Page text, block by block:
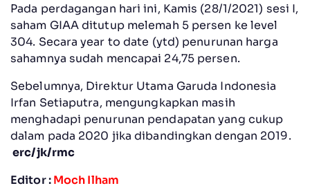
Pada perdagangan hari ini, Kamis (28/1/2021) sesi I,
saham GIAA ditutup melemah 5 persen ke level
304. Secara year to date (ytd) penurunan harga
sahamnya sudah mencapai 24,75 persen.
Sebelumnya, Direktur Utama Garuda Indonesia
Irfan Setiaputra, mengungkapkan masih
menghadapi penurunan pendapatan yang cukup
dalam pada 2020 jika dibandingkan dengan 2019.
erc/jk/rmc
Editor :Moch Ilham